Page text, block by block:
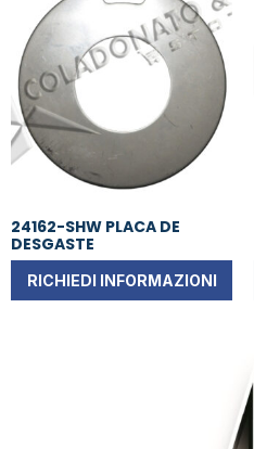
24162-SHW PLACA DE
DESGASTE
RICHIEDI INFORMAZIONI